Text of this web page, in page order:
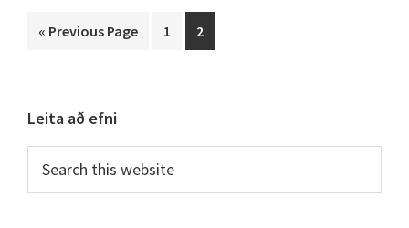
« Go
Previous Page Page
1 Page
2
Primary
Sidebar
Leita að efni
this